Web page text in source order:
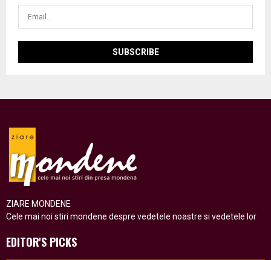
ZIARE MONDENE
Cele mai noi stiri mondene despre vedetele noastre si vedetele lor
EDITOR'S PICKS